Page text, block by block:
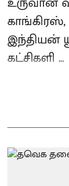
காங்கிரஸ்,
இந்தியன்
கட்சிகளி ...